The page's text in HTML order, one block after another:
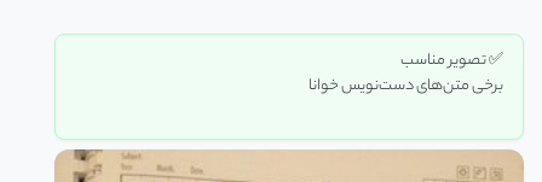
✅ تصویر مناسب
برخی متن‌های دست‌نویس خوانا